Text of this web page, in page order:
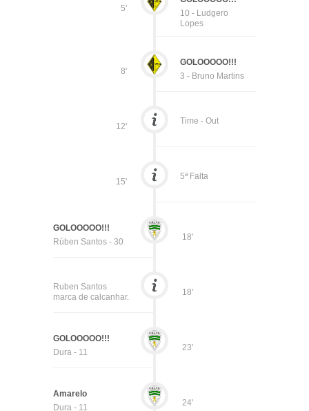
5'
10 - Ludgero
Lopes
8'
GOLOOOOO!!!
3 - Bruno Martins
12'
Time - Out
15'
5ª Falta
18'
GOLOOOOO!!!
Rúben Santos - 30
18'
Ruben Santos
marca de calcanhar.
23'
GOLOOOOO!!!
Dura - 11
24'
Amarelo
Dura - 11